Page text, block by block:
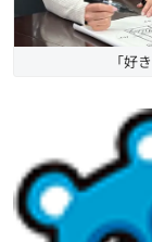
「好